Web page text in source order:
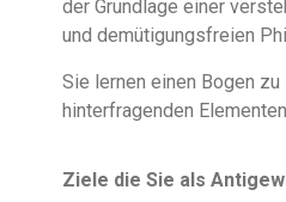
der Grundlage einer
und demütigungsfreien
Sie lernen einen Bogen
hinterfragenden Elementen.
Ziele die Sie als